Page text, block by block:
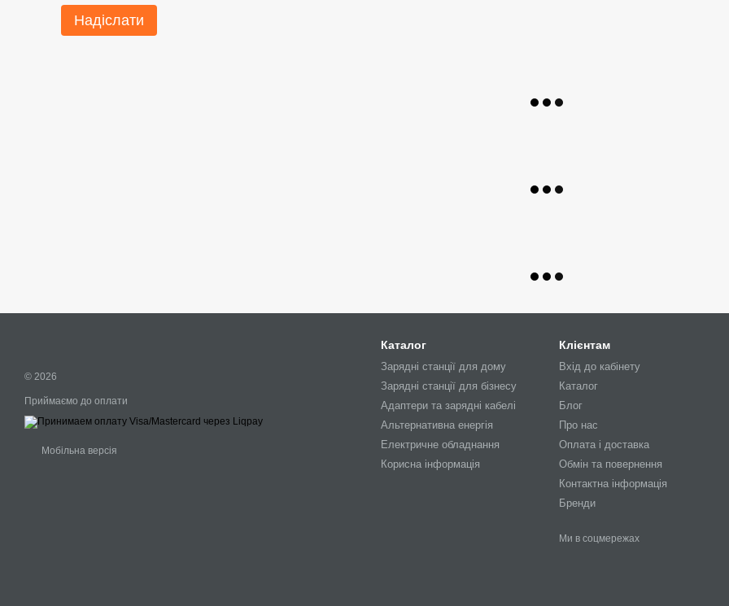
Надіслати
© 2026
Приймаємо до оплати
Мобільна версія
Каталог
Зарядні станції для дому
Зарядні станції для бізнесу
Адаптери та зарядні кабелі
Альтернативна енергія
Електричне обладнання
Корисна інформація
Клієнтам
Вхід до кабінету
Каталог
Блог
Про нас
Оплата і доставка
Обмін та повернення
Контактна інформація
Бренди
Ми в соцмережах